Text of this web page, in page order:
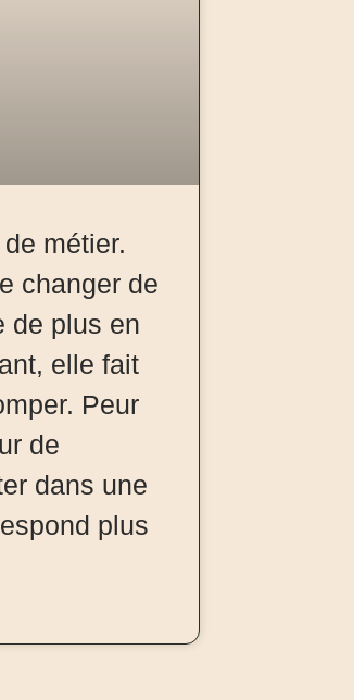
métier.
changer de
de plus en
elle fait
Peur
de
dans une
plus